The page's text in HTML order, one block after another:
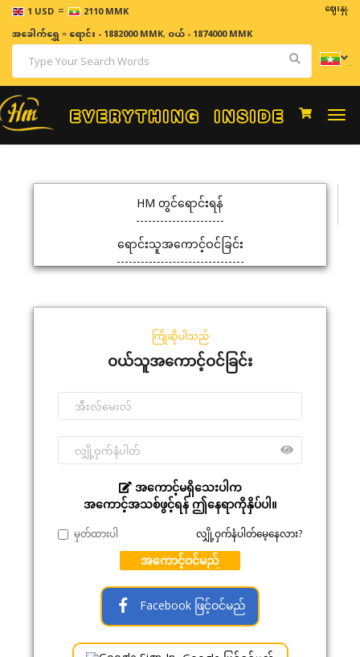
1 USD = 2110 MMK ဈေးနှုန်း
အခေါက်ရွှေ=ရောင်း - 1882000 MMK, ဝယ် - 1874000 MMK
HM တွင်ရောင်းရန်
ရောင်းသူအကောင့်ဝင်ခြင်း
ကြိုဆိုပါသည်
ဝယ်သူအကောင့်ဝင်ခြင်း
အကောင့်မရှိသေးပါက
အကောင့်အသစ်ဖွင့်ရန် ဤနေရာကိုနှိပ်ပါ။
မှတ်ထားပါ လျှို့ဝှက်နံပါတ်မေ့နေလား?
အကောင့်ဝင်မည်
Facebook ဖြင့်ဝင်မည်